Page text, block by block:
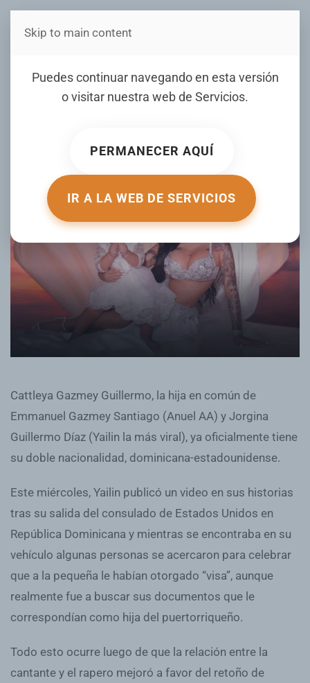
Estás en Telenord Medios
Puedes continuar navegando en esta versión
o visitar nuestra web de Servicios.
PERMANECER AQUÍ
IR A LA WEB DE SERVICIOS
Skip to main content
Cattleya Gazmey ya tiene
doble nacionalidad
Cattleya Gazmey Guillermo, la hija en común de
Emmanuel Gazmey Santiago (Anuel AA) y Jorgina
Guillermo Díaz (Yailin la más viral), ya oficialmente tiene
su doble nacionalidad, dominicana-estadounidense.
Este miércoles, Yailin publicó un video en sus historias
tras su salida del consulado de Estados Unidos en
República Dominicana y mientras se encontraba en su
vehículo algunas personas se acercaron para celebrar
que a la pequeña le habían otorgado “visa”, aunque
realmente fue a buscar sus documentos que le
correspondían como hija del puertorriqueño.
Todo esto ocurre luego de que la relación entre la
cantante y el rapero mejoró a favor del retoño de